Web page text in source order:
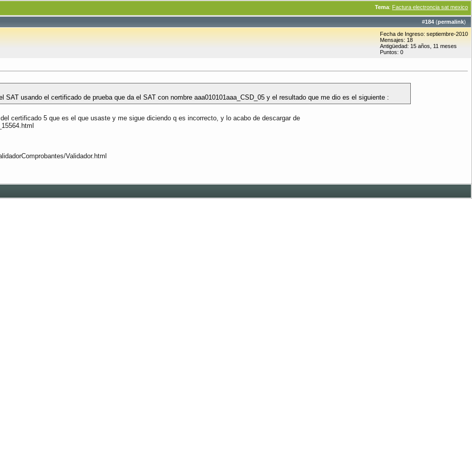
Tema: Factura electroncia sat mexico
#184 (permalink)
Fecha de Ingreso: septiembre-2010
Mensajes: 18
Antigüedad: 15 años, 11 meses
Puntos: 0
usando el certificado de prueba que da el SAT con nombre aaa010101aaa_CSD_05 y el resultado que me dio es el siguiente :
certificado 5 que es el que usaste y me sigue diciendo q es incorrecto, y lo acabo de descargar de
Validador.html